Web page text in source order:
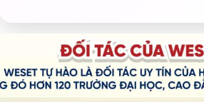
the detrimentalstatus quoof
for some parts of the world,
easier if humans can try to live